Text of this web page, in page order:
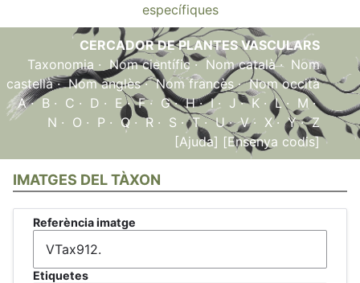
específiques
CERCADOR DE PLANTES VASCULARS
Taxonomia · Nom científic·Nom català· Nom
castellà·Nom anglès·Nom francès·Nom occità
A·B · C · D · E·F· G·H·I· J ·K ·L· M·
N · O · P · Q·R · S ·T ·U·V· X·Y·Z
[Ajuda] [Ensenya codis]
IMATGES DEL TÀXON
Referència imatge
Etiquetes